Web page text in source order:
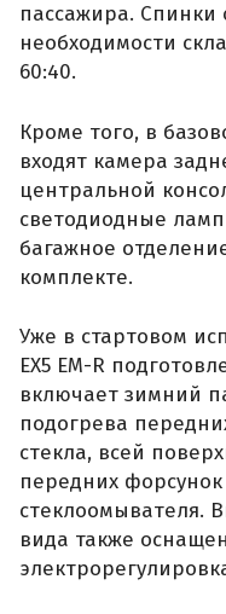
пассажира. Спинки
необходимости
60:40.
Кроме того, в
входят камера
центральной
светодиодные
багажное
комплекте.
Уже в стартовом
EX5 EM-R
включает зимний
подогрева
стекла, всей
передних
стеклоомывателя.
вида также